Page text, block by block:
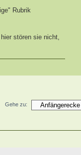
Rubrik
stören sie nicht,
Gehe zu: